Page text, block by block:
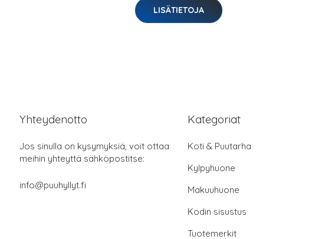
LISÄTIETOJA
Yhteydenotto
Jos sinulla on kysymyksiä, voit ottaa
meihin yhteyttä sähköpostitse:
info@puuhyllyt.fi
Kategoriat
Koti & Puutarha
Kylpyhuone
Makuuhuone
Kodin sisustus
Tuotemerkit